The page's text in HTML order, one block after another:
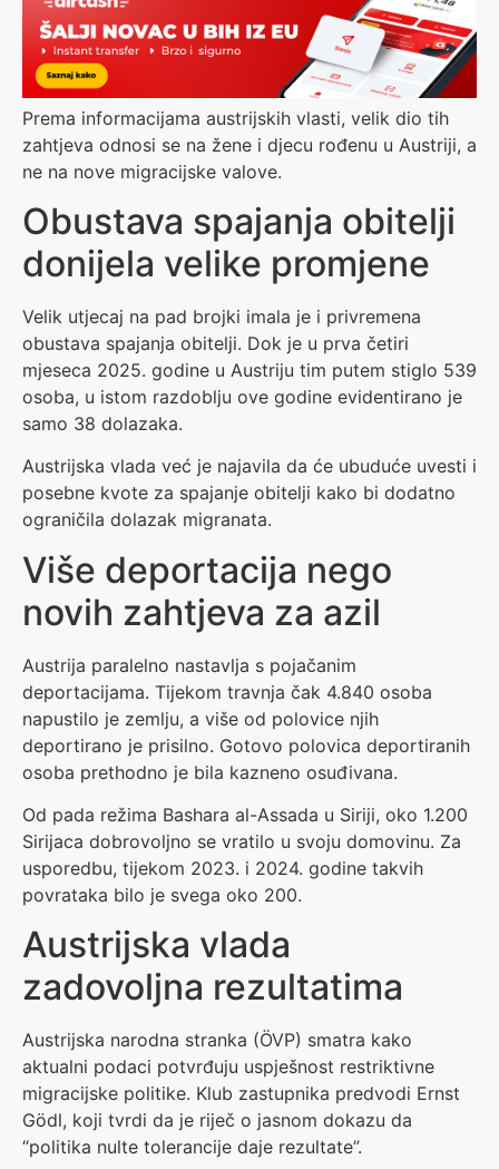
Prema informacijama austrijskih vlasti, velik dio tih
zahtjeva odnosi se na žene i djecu rođenu u Austriji, a
ne na nove migracijske valove.
Obustava spajanja obitelji
donijela velike promjene
Velik utjecaj na pad brojki imala je i privremena
obustava spajanja obitelji. Dok je u prva četiri
mjeseca 2025. godine u Austriju tim putem stiglo 539
osoba, u istom razdoblju ove godine evidentirano je
samo 38 dolazaka.
Austrijska vlada već je najavila da će ubuduće uvesti i
posebne kvote za spajanje obitelji kako bi dodatno
ograničila dolazak migranata.
Više deportacija nego
novih zahtjeva za azil
Austrija paralelno nastavlja s pojačanim
deportacijama. Tijekom travnja čak 4.840 osoba
napustilo je zemlju, a više od polovice njih
deportirano je prisilno. Gotovo polovica deportiranih
osoba prethodno je bila kazneno osuđivana.
Od pada režima Bashara al-Assada u Siriji, oko 1.200
Sirijaca dobrovoljno se vratilo u svoju domovinu. Za
usporedbu, tijekom 2023. i 2024. godine takvih
povrataka bilo je svega oko 200.
Austrijska vlada
zadovoljna rezultatima
Austrijska narodna stranka (ÖVP) smatra kako
aktualni podaci potvrđuju uspješnost restriktivne
migracijske politike. Klub zastupnika predvodi Ernst
Gödl, koji tvrdi da je riječ o jasnom dokazu da
“politika nulte tolerancije daje rezultate”.